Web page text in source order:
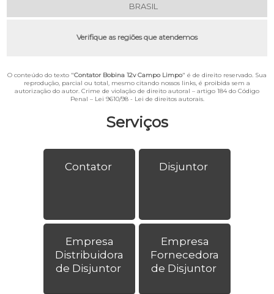
Serviços
Contator Disjuntor
Empresa
Distribuidora
de Disjuntor
Empresa
Fornecedora
de Disjuntor
BRASIL
Verifique as regiões que atendemos
O conteúdo do texto "Contator Bobina 12v Campo Limpo" é de direito reservado. Sua
reprodução, parcial ou total, mesmo citando nossos links, é proibida sem a
autorização do autor. Crime de violação de direito autoral – artigo 184 do Código
Penal – Lei 9610/98 - Lei de direitos autorais.